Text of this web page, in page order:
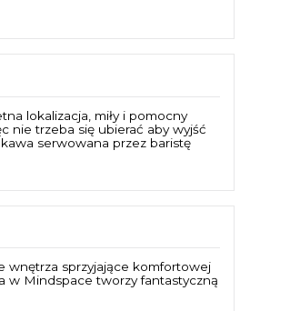
lokalizacja, miły i pomocny
nie trzeba się ubierać aby wyjść
serwowana przez baristę
wnętrza sprzyjające komfortowej
w Mindspace tworzy fantastyczną